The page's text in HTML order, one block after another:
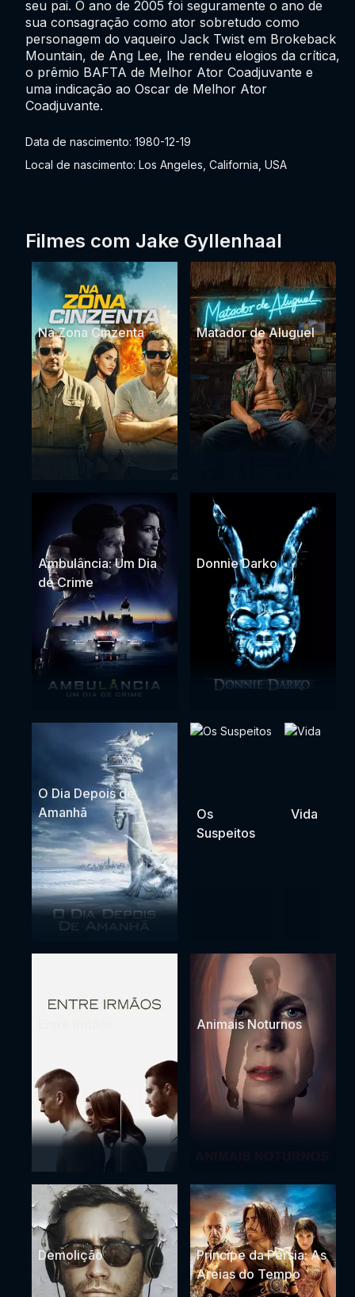
Data de nascimento: 1980-12-19
Local de nascimento: Los Angeles, California, USA
seu pai. O ano de 2005 foi seguramente o ano de
sua consagração como ator sobretudo como
personagem do vaqueiro Jack Twist em Brokeback
Mountain, de Ang Lee, lhe rendeu elogios da crítica,
o prêmio BAFTA de Melhor Ator Coadjuvante e
uma indicação ao Oscar de Melhor Ator
Coadjuvante.
Filmes com Jake Gyllenhaal
Na Zona Cinzenta Matador de Aluguel
Ambulância: Um Dia
de Crime
Donnie Darko
O Dia Depois de
Amanhã
Os
Suspeitos
Vida
Animais Noturnos
Demolição
Príncipe da Pérsia: As
Areias do Tempo